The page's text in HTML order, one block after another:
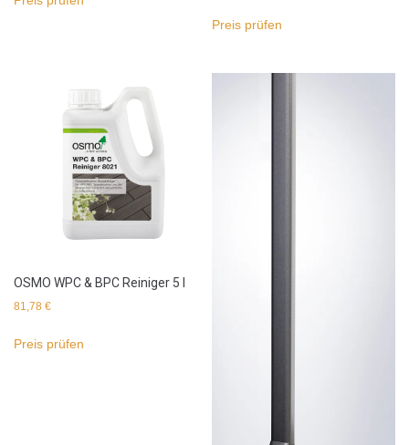
Preis prüfen
OSMO WPC & BPC Reiniger 5 l
81,78 €
Preis prüfen